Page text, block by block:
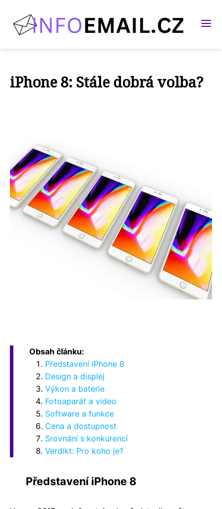
iPhone 8: Stále dobrá volba?
Obsah článku:
Představení iPhone 8
Design a displej
Výkon a baterie
Fotoaparát a video
Software a funkce
Cena a dostupnost
Srovnání s konkurencí
Verdikt: Pro koho je?
Představení iPhone 8